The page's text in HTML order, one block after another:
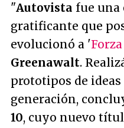
"Autovista fue una
gratificante que
evolucionó a '
Greenawalt.
prototipos de
generación,
10, cuyo nuevo